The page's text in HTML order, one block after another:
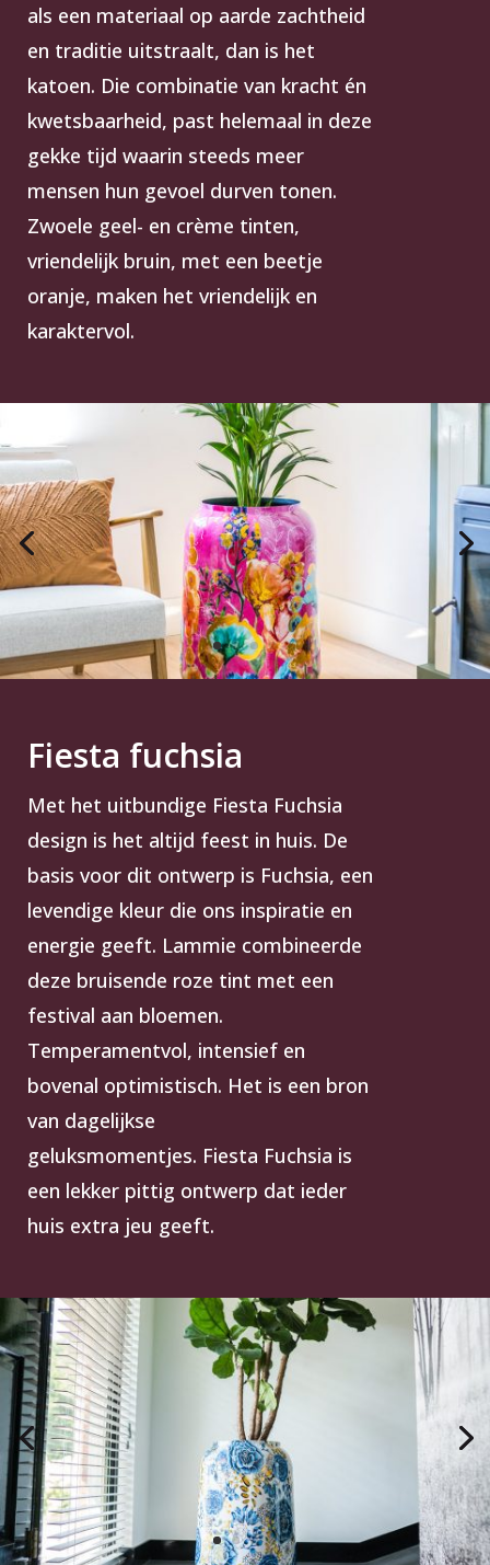
als een materiaal op aarde zachtheid
en traditie uitstraalt, dan is het
katoen. Die combinatie van kracht én
kwetsbaarheid, past helemaal in deze
gekke tijd waarin steeds meer
mensen hun gevoel durven tonen.
Zwoele geel- en crème tinten,
vriendelijk bruin, met een beetje
oranje, maken het vriendelijk en
karaktervol.
Fiesta fuchsia
Met het uitbundige Fiesta Fuchsia
design is het altijd feest in huis. De
basis voor dit ontwerp is Fuchsia, een
levendige kleur die ons inspiratie en
energie geeft. Lammie combineerde
deze bruisende roze tint met een
festival aan bloemen.
Temperamentvol, intensief en
bovenal optimistisch. Het is een bron
van dagelijkse
geluksmomentjes. Fiesta Fuchsia is
een lekker pittig ontwerp dat ieder
huis extra jeu geeft.